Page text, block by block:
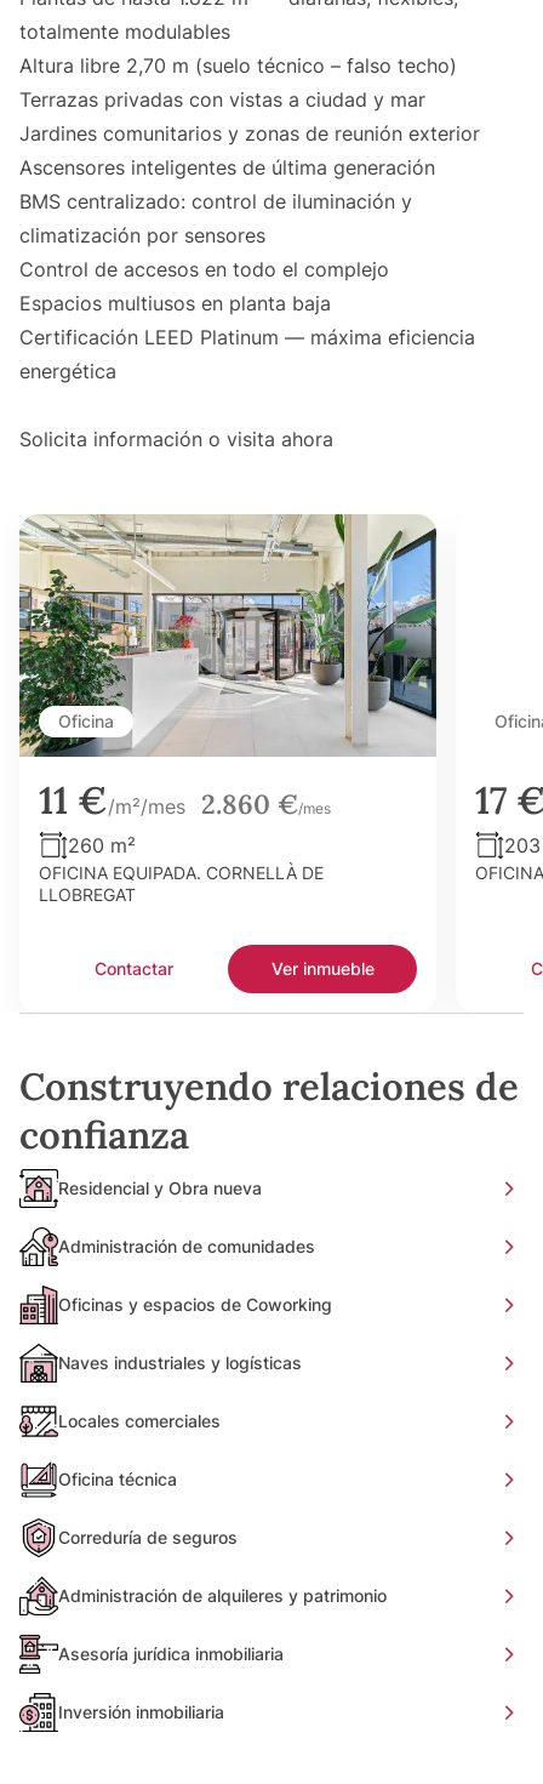
totalmente modulables
Altura libre 2,70 m (suelo técnico – falso techo)
Terrazas privadas con vistas a ciudad y mar
Jardines comunitarios y zonas de reunión exterior
Ascensores inteligentes de última generación
BMS centralizado: control de iluminación y
climatización por sensores
Control de accesos en todo el complejo
Espacios multiusos en planta baja
Certificación LEED Platinum — máxima eficiencia
energética
Solicita información o visita ahora
Oficina
11 €/m²/mes 2.860 €/mes
260 m²
OFICINA EQUIPADA. CORNELLÀ DE
LLOBREGAT
Contactar Ver inmueble
17
Construyendo relaciones de
confianza
Residencial y Obra nueva
Administración de comunidades
Oficinas y espacios de Coworking
Naves industriales y logísticas
Locales comerciales
Oficina técnica
Correduría de seguros
Administración de alquileres y patrimonio
Asesoría jurídica inmobiliaria
Inversión inmobiliaria